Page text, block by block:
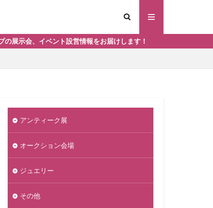
設営情報をお届けします！
アンティーク展
オークション会場
ジュエリー
その他